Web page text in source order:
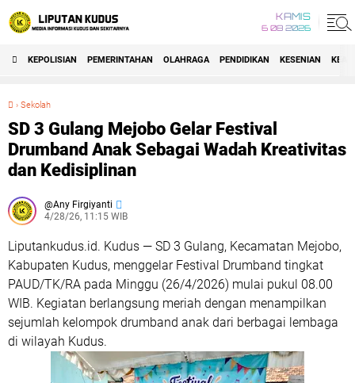
KAMIS
6 08 2026
KEPOLISIAN PEMERINTAHAN OLAHRAGA PENDIDIKAN KESENIAN
› Sekolah
SD 3 Gulang Mejobo Gelar Festival
Drumband Anak Sebagai Wadah Kreativitas
dan Kedisiplinan
Any Firgiyanti
4/28/26, 11:15 WIB
Liputankudus.id. Kudus — SD 3 Gulang, Kecamatan Mejobo,
Kabupaten Kudus, menggelar Festival Drumband tingkat
PAUD/TK/RA pada Minggu (26/4/2026) mulai pukul 08.00
WIB. Kegiatan berlangsung meriah dengan menampilkan
sejumlah kelompok drumband anak dari berbagai lembaga
di wilayah Kudus.